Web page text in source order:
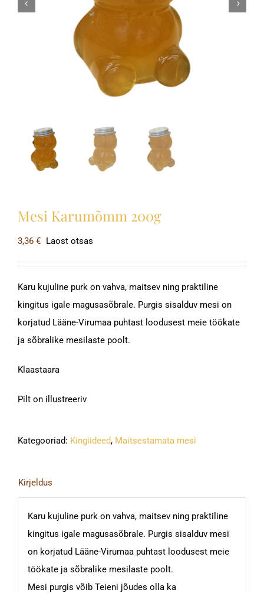
Mesi Karumõmm 200g
3,36 € Laost otsas
Karu kujuline purk on vahva, maitsev ning praktiline
kingitus igale magusasõbrale. Purgis sisalduv mesi on
korjatud Lääne-Virumaa puhtast loodusest meie töökate
ja sõbralike mesilaste poolt.
Klaastaara
Pilt on illustreeriv
Kategooriad: Kingiideed, Maitsestamata mesi
Kirjeldus
Karu kujuline purk on vahva, maitsev ning praktiline
kingitus igale magusasõbrale. Purgis sisalduv mesi
on korjatud Lääne-Virumaa puhtast loodusest meie
töökate ja sõbralike mesilaste poolt.
Mesi purgis võib Teieni jõudes olla ka